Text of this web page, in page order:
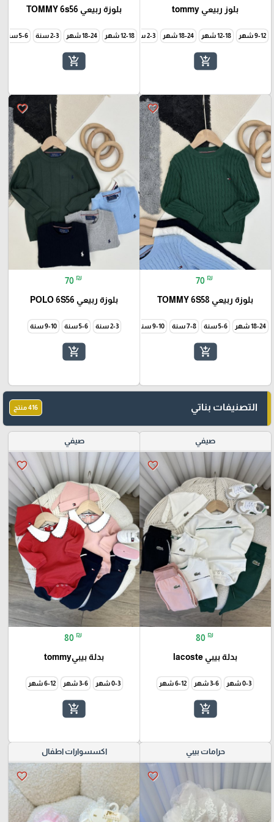
بلوز ربيعي tommy
9-12 شهر 12-18 شهر 18-24 شهر 2-3 سنة 3-4 سنة 5-6 سنة 7-8 سنة 9-10 سنة
add_shopping_cart
بلوزة ربيعي TOMMY 6s56
12-18 شهر 18-24 شهر 2-3 سنة 5-6 سنة
add_shopping_cart
favorite_border
70 ₪
بلوزة ربيعي TOMMY 6S58
18-24 شهر 5-6 سنة 7-8 سنة 9-10 سنة
add_shopping_cart
favorite_border
70 ₪
بلوزة ربيعي POLO 6S56
2-3 سنة 5-6 سنة 9-10 سنة
add_shopping_cart
التصنيفات بناتي 416 منتج
صيفي
favorite_border
80 ₪
بدلة بيبي lacoste
0-3 شهر 3-6 شهر 6-12 شهر
add_shopping_cart
صيفي
favorite_border
80 ₪
بدلة بيبيtommy
0-3 شهر 3-6 شهر 6-12 شهر
add_shopping_cart
حرامات بيبي
favorite_border
اكسسوارات اطفال
favorite_border